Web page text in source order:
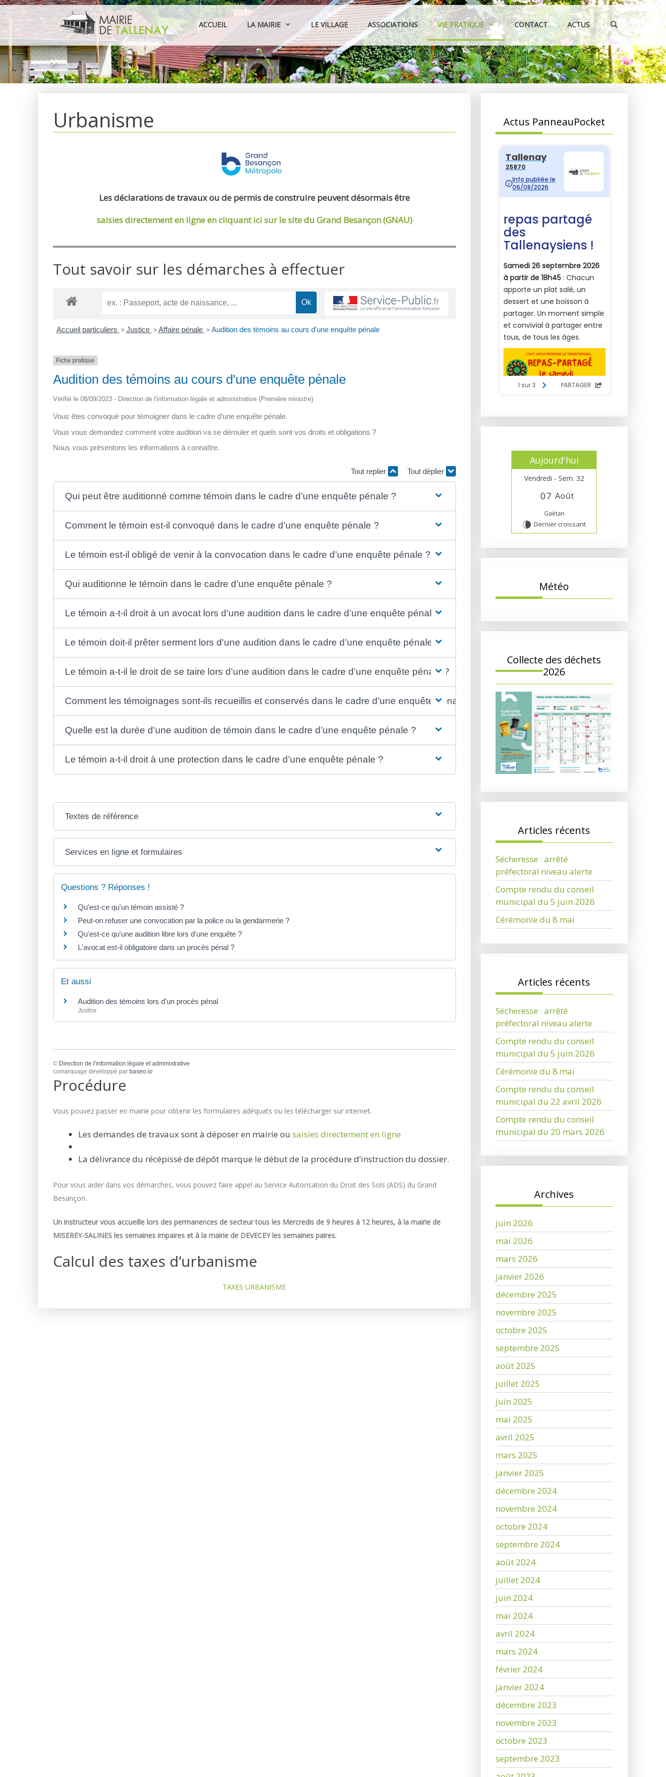
Aller
au
contenu
ACCUEIL LA MAIRIE LE VILLAGE ASSOCIATIONS VIE PRATIQUE CONTACT ACTUS
Urbanisme
Les déclarations de travaux ou de permis de construire peuvent désormais être
saisies directement en ligneen cliquant ici sur le site du Grand Besançon (GNAU)
Tout savoir sur les démarches à effectuer
Accueil particuliers > Justice > Affaire pénale > Audition des témoins au cours d'une enquête pénale
Fiche pratique
Audition des témoins au cours d'une enquête pénale
Vérifié le 08/09/2023 - Direction de l'information légale et administrative (Première ministre)
Vous êtes convoqué pour témoigner dans le cadre d’une enquête pénale.
Vous vous demandez comment votre audition va se dérouler et quels sont vos droits et obligations ?
Nous vous présentons les informations à connaître.
Tout replier Tout déplier
Qui peut être auditionné comme témoin dans le cadre d’une enquête pénale ?
Comment le témoin est-il convoqué dans le cadre d’une enquête pénale ?
Le témoin est-il obligé de venir à la convocation dans le cadre d’une enquête pénale ?
Qui auditionne le témoin dans le cadre d’une enquête pénale ?
Le témoin a-t-il droit à un avocat lors d'une audition dans le cadre d’une enquête pénale ?
Le témoin doit-il prêter serment lors d'une audition dans le cadre d’une enquête pénale ?
Le témoin a-t-il le droit de se taire lors d'une audition dans le cadre d’une enquête pénale ?
Comment les témoignages sont-ils recueillis et conservés dans le cadre d’une enquête pénale ?
Quelle est la durée d'une audition de témoin dans le cadre d’une enquête pénale ?
Le témoin a-t-il droit à une protection dans le cadre d’une enquête pénale ?
Textes de référence
Services en ligne et formulaires
Questions ? Réponses !
Qu'est-ce qu'un témoin assisté ?
Peut-on refuser une convocation par la police ou la gendarmerie ?
Qu'est-ce qu'une audition libre lors d'une enquête ?
L'avocat est-il obligatoire dans un procès pénal ?
Et aussi
Audition des témoins lors d'un procès pénal
Justice
© Direction de l'information légale et administrative
comarquage developpé par baseo.io
Procédure
Vous pouvez passer en mairie pour obtenir les formulaires adéquats ou les télécharger sur internet.
Les demandes de travaux sont à déposer en mairie ou saisies directement en ligne
La délivrance du récépissé de dépôt marque le début de la procédure d’instruction du dossier.
Pour vous aider dans vos démarches, vous pouvez faire appel au Service Autorisation du Droit des Sols (ADS) du Grand
Besançon.
Un instructeur vous accueille lors des permanences de secteur tous les Mercredis de 9 heures à 12 heures, à la mairie de
MISEREY-SALINES les semaines impaires et à la mairie de DEVECEY les semaines paires.
Calcul des taxes d’urbanisme
TAXES URBANISME
Actus PanneauPocket
Aujourd'hui
Vendredi - Sem. 32
07 Août
Gaétan
V Dernier croissant
Météo
Collecte des déchets
2026
Articles récents
Sécheresse : arrêté
préfectoral niveau alerte
Compte rendu du conseil
municipal du 5 juin 2026
Cérémonie du 8 mai
Articles récents
Sécheresse : arrêté
préfectoral niveau alerte
Compte rendu du conseil
municipal du 5 juin 2026
Cérémonie du 8 mai
Compte rendu du conseil
municipal du 22 avril 2026
Compte rendu du conseil
municipal du 20 mars 2026
Archives
juin 2026
mai 2026
mars 2026
janvier 2026
décembre 2025
novembre 2025
octobre 2025
septembre 2025
août 2025
juillet 2025
juin 2025
mai 2025
avril 2025
mars 2025
janvier 2025
décembre 2024
novembre 2024
octobre 2024
septembre 2024
août 2024
juillet 2024
juin 2024
mai 2024
avril 2024
mars 2024
février 2024
janvier 2024
décembre 2023
novembre 2023
octobre 2023
septembre 2023